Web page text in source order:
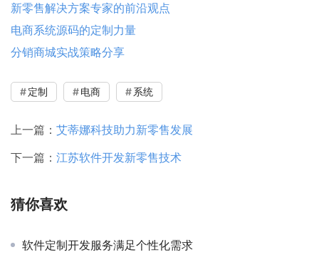
新零售解决方案专家的前沿观点
电商系统源码的定制力量
分销商城实战策略分享
定制 电商 系统
上一篇： 艾蒂娜科技助力新零售发展
下一篇： 江苏软件开发新零售技术
猜你喜欢
软件定制开发服务满足个性化需求